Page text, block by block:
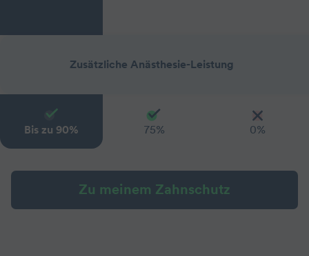
Zusätzliche Anästhesie-Leistung
Bis zu 90% 75% 0%
Zu meinem Zahnschutz